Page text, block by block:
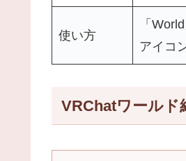
使い方
「
アイコ
VRChatワールド